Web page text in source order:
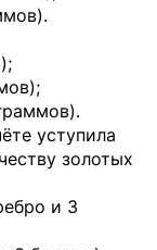
.
уступила
золотых
и 3